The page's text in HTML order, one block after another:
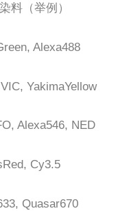
（举例）
Alexa488
YakimaYellow
Alexa546, NED
Cy3.5
Quasar670